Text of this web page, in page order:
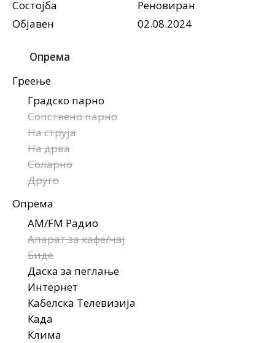
Состојба
Реновиран
Објавен
02.08.2024
Опрема
Греење
Градско парно
Сопствено парно
На струја
На дрва
Соларно
Друго
Опрема
AM/FM Радио
Апарат за кафе/чај
Биде
Даска за пеглање
Интернет
Кабелска Телевизија
Када
Клима